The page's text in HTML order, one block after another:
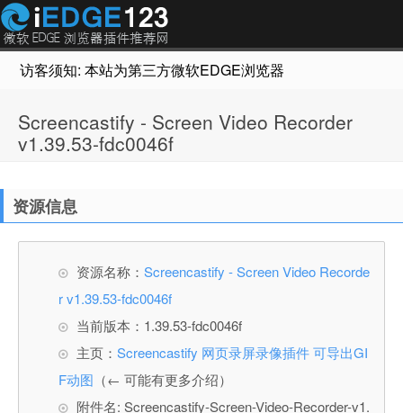
访客须知: 本站为第三方微软EDGE浏览器插件推荐网站，
Screencastify - Screen Video Recorder
v1.39.53-fdc0046f
资源信息
资源名称： Screencastify - Screen Video Recorde
r v1.39.53-fdc0046f
当前版本：1.39.53-fdc0046f
主页： Screencastify 网页录屏录像插件 可导出GI
F动图 （← 可能有更多介绍）
附件名: Screencastify-Screen-Video-Recorder-v1.